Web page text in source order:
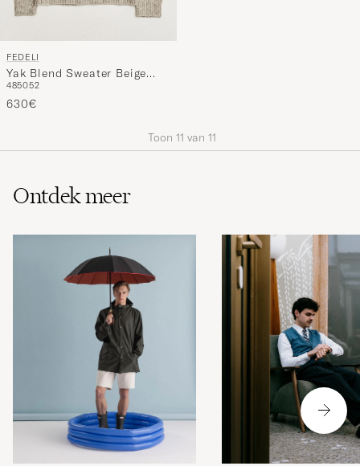
FEDELI
Yak Blend Sweater Beige
Melange
485052
630€
Toon 11 van 11
Ontdek meer